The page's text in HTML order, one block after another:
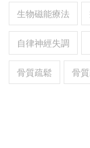
生物磁能療法
自律神經失調
骨質疏鬆 骨